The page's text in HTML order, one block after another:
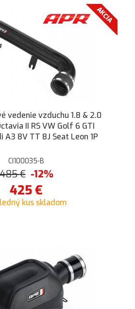
AKCIA
vedenie vzduchu 1.8 & 2.0
II RS VW Golf 6 GTI
A3 8V TT 8J Seat Leon 1P
CI100035-B
€ -12%
425€
kus skladom